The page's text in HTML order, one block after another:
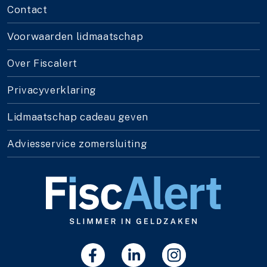
Contact
Voorwaarden lidmaatschap
Over Fiscalert
Privacyverklaring
Lidmaatschap cadeau geven
Adviesservice zomersluiting